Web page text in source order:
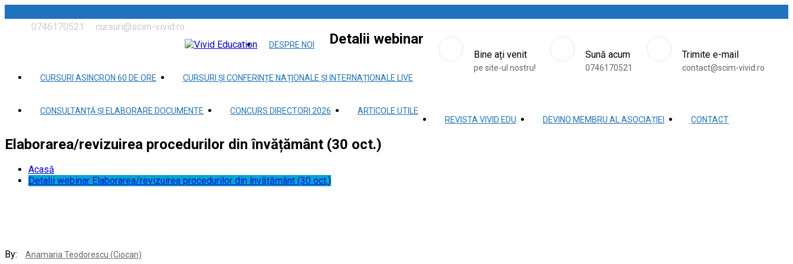
0746170521 cursuri@scim-vivid.ro
Bine ați venit
pe site-ul nostru!
Sună acum
0746170521
Trimite e-mail
contact@scim-vivid.ro
DESPRE NOI
CURSURI ASINCRON 60 DE ORE CURSURI ȘI CONFERINȚE NAȚIONALE ȘI INTERNAȚIONALE LIVE
CONSULTANŢĂ ȘI ELABORARE DOCUMENTE CONCURS DIRECTORI 2026
ARTICOLE UTILE
REVISTA VIVID EDU
DEVINO MEMBRU AL ASOCIAȚIEI CONTACT
Detalii webinar
Elaborarea/revizuirea procedurilor din învățământ (30 oct.)
Acasă
Detalii webinar Elaborarea/revizuirea procedurilor din învățământ (30 oct.)
By: Anamaria Teodorescu (Ciocan)